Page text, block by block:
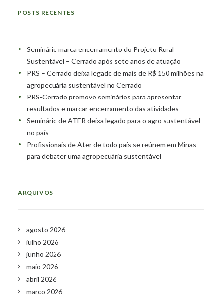
POSTS RECENTES
Seminário marca encerramento do Projeto Rural
Sustentável – Cerrado após sete anos de atuação
PRS – Cerrado deixa legado de mais de R$ 150 milhões na
agropecuária sustentável no Cerrado
PRS-Cerrado promove seminários para apresentar
resultados e marcar encerramento das atividades
Seminário de ATER deixa legado para o agro sustentável
no país
Profissionais de Ater de todo país se reúnem em Minas
para debater uma agropecuária sustentável
ARQUIVOS
agosto 2026
julho 2026
junho 2026
maio 2026
abril 2026
março 2026